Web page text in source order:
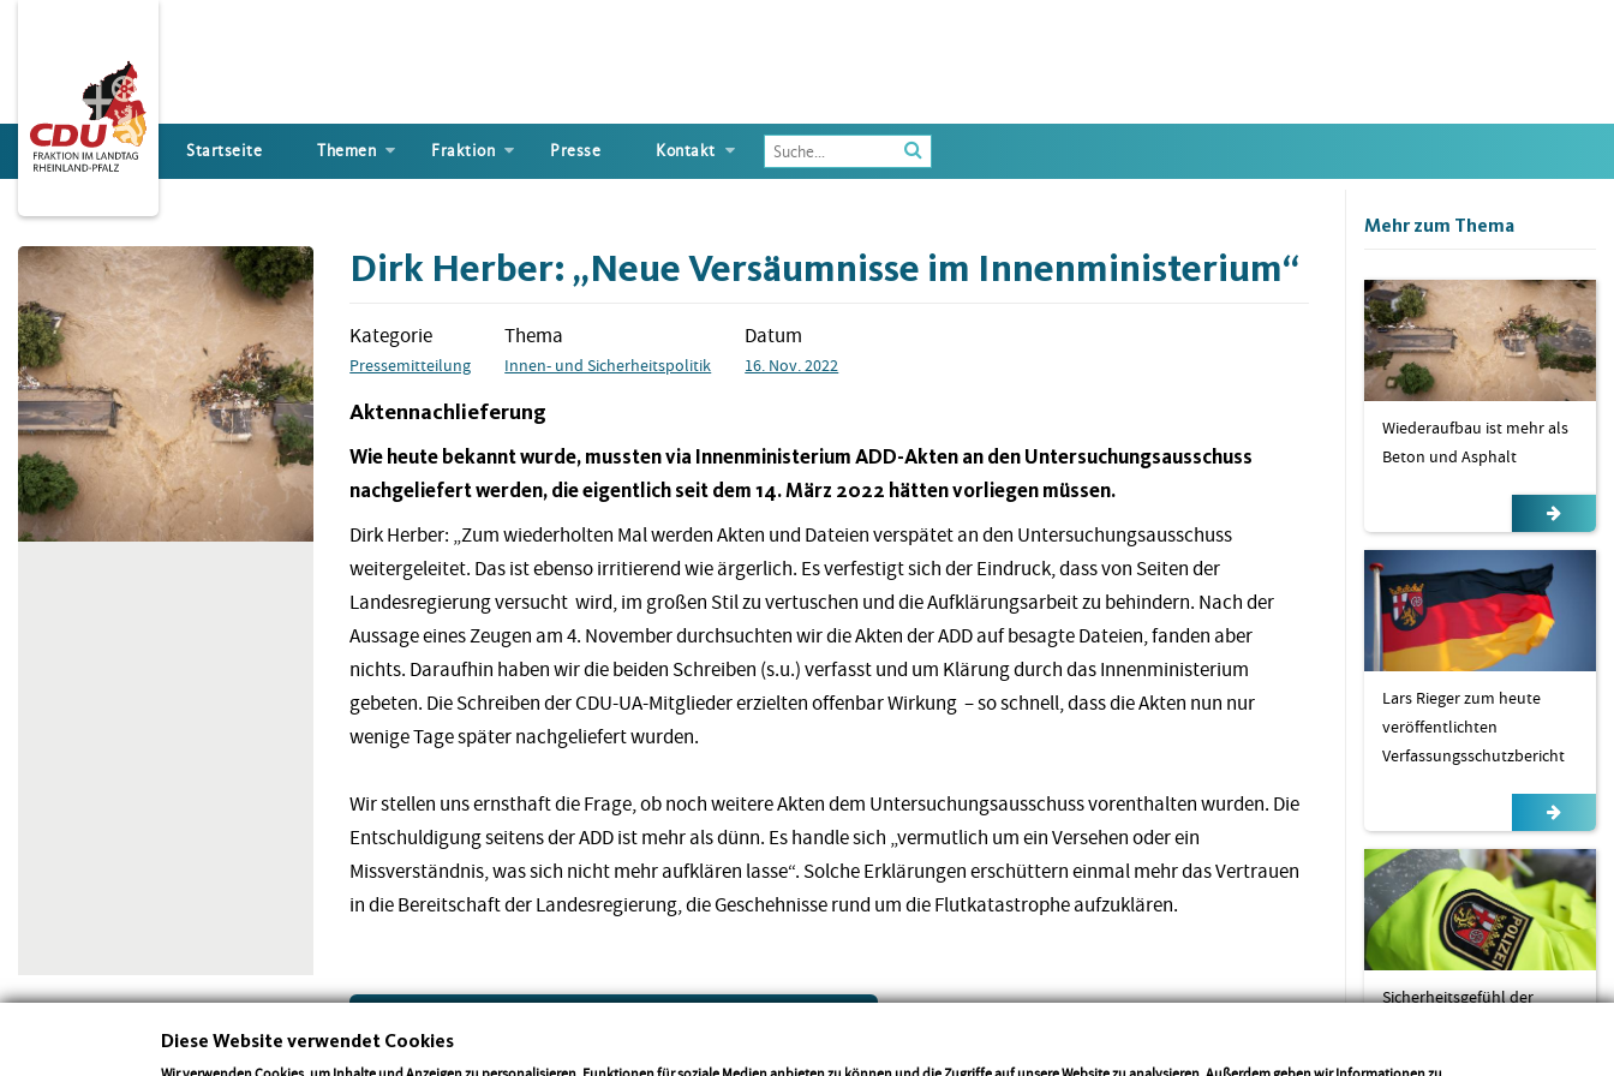
Startseite Themen Fraktion Presse Kontakt
Enter
the
to
Dirk Herber: „Neue Versäumnisse im Innenministerium“
Kategorie
Pressemitteilung
Thema
Innen- und Sicherheitspolitik
Datum
16. Nov. 2022
Aktennachlieferung
Wie heute bekannt wurde, mussten via Innenministerium ADD-Akten an den Untersuchungsausschuss
nachgeliefert werden, die eigentlich seit dem 14. März 2022 hätten vorliegen müssen.
Dirk Herber: „Zum wiederholten Mal werden Akten und Dateien verspätet an den Untersuchungsausschuss
weitergeleitet. Das ist ebenso irritierend wie ärgerlich. Es verfestigt sich der Eindruck, dass von Seiten der
Landesregierung versucht wird, im großen Stil zu vertuschen und die Aufklärungsarbeit zu behindern. Nach der
Aussage eines Zeugen am 4. November durchsuchten wir die Akten der ADD auf besagte Dateien, fanden aber
nichts. Daraufhin haben wir die beiden Schreiben (s.u.) verfasst und um Klärung durch das Innenministerium
gebeten. Die Schreiben der CDU-UA-Mitglieder erzielten offenbar Wirkung – so schnell, dass die Akten nun nur
wenige Tage später nachgeliefert wurden.
Wir stellen uns ernsthaft die Frage, ob noch weitere Akten dem Untersuchungsausschuss vorenthalten wurden. Die
Entschuldigung seitens der ADD ist mehr als dünn. Es handle sich „vermutlich um ein Versehen oder ein
Missverständnis, was sich nicht mehr aufklären lasse“. Solche Erklärungen erschüttern einmal mehr das Vertrauen
in die Bereitschaft der Landesregierung, die Geschehnisse rund um die Flutkatastrophe aufzuklären.
Mehr zum Thema
Wiederaufbau ist mehr als
Beton und Asphalt
Lars Rieger zum heute
veröffentlichten
Verfassungsschutzbericht
Sicherheitsgefühl der
Diese Website verwendet Cookies